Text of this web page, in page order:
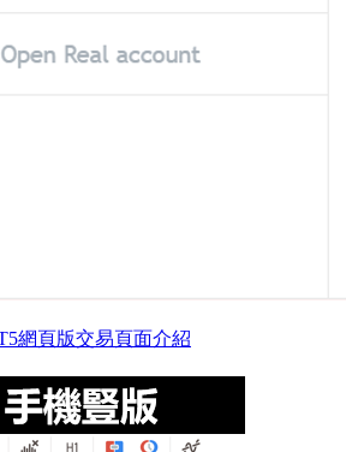
網頁版交易頁面介紹